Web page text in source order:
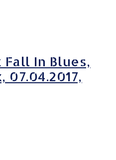
In Blues,
07.04.2017,